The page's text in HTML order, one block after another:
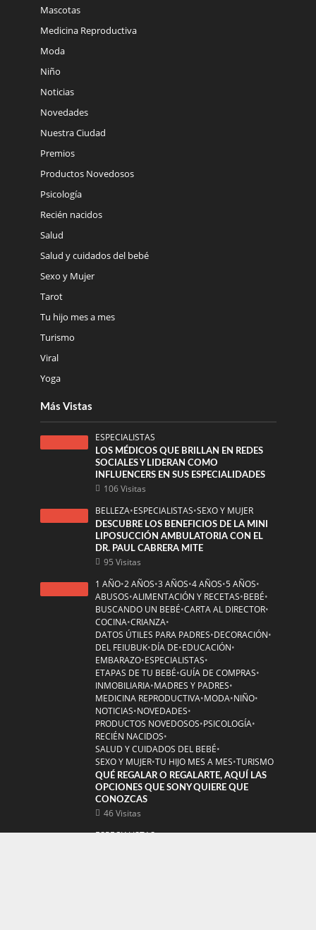
Mascotas
Medicina Reproductiva
Moda
Niño
Noticias
Novedades
Nuestra Ciudad
Premios
Productos Novedosos
Psicología
Recién nacidos
Salud
Salud y cuidados del bebé
Sexo y Mujer
Tarot
Tu hijo mes a mes
Turismo
Viral
Yoga
Más Vistas
ESPECIALISTAS
LOS MÉDICOS QUE BRILLAN EN REDES
SOCIALES Y LIDERAN COMO
INFLUENCERS EN SUS ESPECIALIDADES
106 Visitas
BELLEZA•ESPECIALISTAS•SEXO Y MUJER
DESCUBRE LOS BENEFICIOS DE LA MINI
LIPOSUCCIÓN AMBULATORIA CON EL
DR. PAUL CABRERA MITE
95 Visitas
1 AÑO•2 AÑOS•3 AÑOS•4 AÑOS•5 AÑOS•
ABUSOS•ALIMENTACIÓN Y RECETAS•BEBÉ•
BUSCANDO UN BEBÉ•CARTA AL DIRECTOR•
COCINA•CRIANZA•
DATOS ÚTILES PARA PADRES•DECORACIÓN•
DEL FEIUBUK•DÍA DE•EDUCACIÓN•
EMBARAZO•ESPECIALISTAS•
ETAPAS DE TU BEBÉ•GUÍA DE COMPRAS•
INMOBILIARIA•MADRES Y PADRES•
MEDICINA REPRODUCTIVA•MODA•NIÑO•
NOTICIAS•NOVEDADES•
PRODUCTOS NOVEDOSOS•PSICOLOGÍA•
RECIÉN NACIDOS•
SALUD Y CUIDADOS DEL BEBÉ•
SEXO Y MUJER•TU HIJO MES A MES•TURISMO
QUÉ REGALAR O REGALARTE, AQUÍ LAS
OPCIONES QUE SONY QUIERE QUE
CONOZCAS
46 Visitas
ESPECIALISTAS